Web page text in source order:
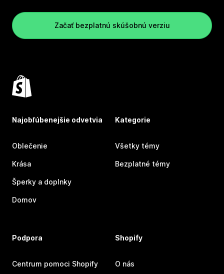
Začať bezplatnú skúšobnú verziu
Najobľúbenejšie odvetvia
Oblečenie
Krása
Šperky a doplnky
Domov
Kategorie
Všetky témy
Bezplatné témy
Podpora
Centrum pomoci Shopify
Shopify
O nás